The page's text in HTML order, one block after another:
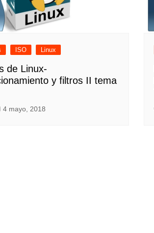
ISO Linux
de Linux-
y filtros II tema
4 mayo, 2018